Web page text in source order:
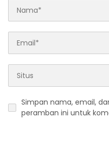
Simpan nama, email,
peramban ini untuk